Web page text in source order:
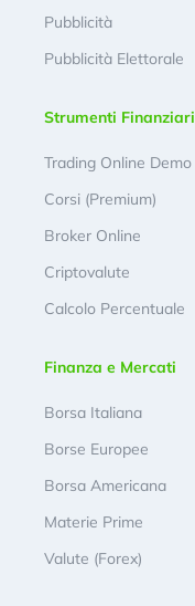
Pubblicità
Pubblicità Elettorale
Strumenti Finanziari
Trading Online Demo
Corsi (Premium)
Broker Online
Criptovalute
Calcolo Percentuale
Finanza e Mercati
Borsa Italiana
Borse Europee
Borsa Americana
Materie Prime
Valute (Forex)